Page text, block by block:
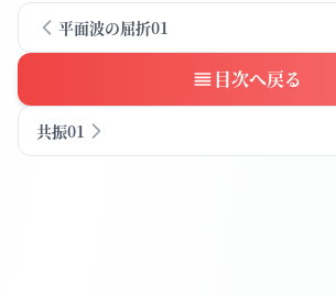
平面波の屈折01
目次へ戻る
共振01